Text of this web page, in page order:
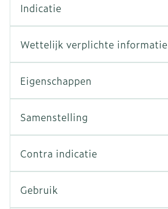
Indicatie
Wettelijk verplichte informatie
Eigenschappen
Samenstelling
Contra indicatie
Gebruik